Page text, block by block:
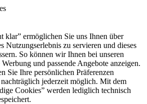
klar” ermöglichen Sie uns Ihnen über
Nutzungserlebnis zu servieren und dieses
So können wir Ihnen bei unseren
und passende Angebote anzeigen.
Sie Ihre persönlichen Präferenzen
jederzeit möglich. Mit dem
Cookies” werden lediglich technisch